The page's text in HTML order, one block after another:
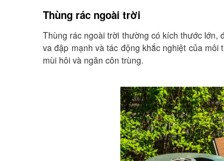
Thùng rác ngoài trời
Thùng rác ngoài trời thường có kích thước lớn,
va đập mạnh và tác động khắc nghiệt của
mùi hôi và ngăn côn trùng.